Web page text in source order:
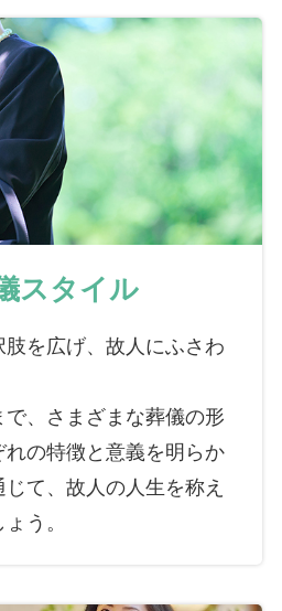
スタイル
を広げ、故人にふさわ
、さまざまな葬儀の形
の特徴と意義を明らか
て、故人の人生を称え
う。